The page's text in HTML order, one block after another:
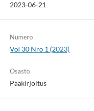
2023-06-21
Numero
Vol 30 Nro 1 (2023)
Osasto
Pääkirjoitus